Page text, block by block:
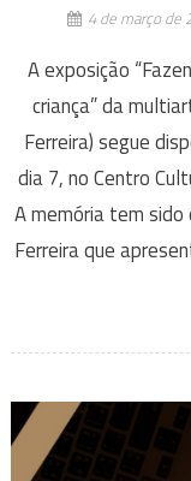
4 de março de
A exposição
criança” da
Ferreira) segue
dia 7, no Centro
A memória tem
Ferreira que